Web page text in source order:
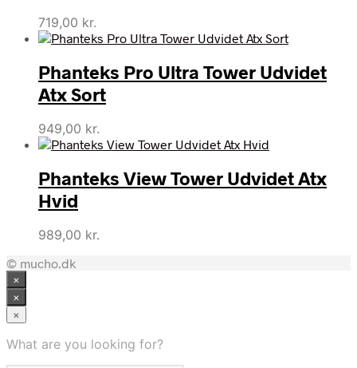
719,00 kr.
Phanteks Pro Ultra Tower Udvidet
Atx Sort
949,00 kr.
Phanteks View Tower Udvidet Atx
Hvid
989,00 kr.
© mucho.dk
×
×
×
What are you looking for?